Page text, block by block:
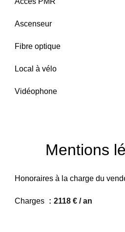
Ascenseur
Fibre optique
Local à vélo
Vidéophone
Mentions
Honoraires à la charge du
Charges 2118 € / an